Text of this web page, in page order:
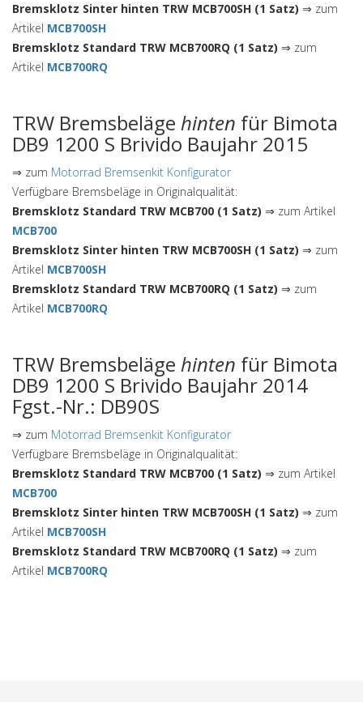
Bremsklotz Sinter hinten TRW MCB700SH (1 Satz) ⇒ zum
Artikel MCB700SH
Bremsklotz Standard TRW MCB700RQ (1 Satz) ⇒ zum
Artikel MCB700RQ
TRW Bremsbeläge hinten für Bimota
DB9 1200 S Brivido Baujahr 2015
⇒ zum Motorrad Bremsenkit Konfigurator
Verfügbare Bremsbeläge in Originalqualität:
Bremsklotz Standard TRW MCB700 (1 Satz) ⇒ zum Artikel
MCB700
Bremsklotz Sinter hinten TRW MCB700SH (1 Satz) ⇒ zum
Artikel MCB700SH
Bremsklotz Standard TRW MCB700RQ (1 Satz) ⇒ zum
Artikel MCB700RQ
TRW Bremsbeläge hinten für Bimota
DB9 1200 S Brivido Baujahr 2014
Fgst.-Nr.: DB90S
⇒ zum Motorrad Bremsenkit Konfigurator
Verfügbare Bremsbeläge in Originalqualität:
Bremsklotz Standard TRW MCB700 (1 Satz) ⇒ zum Artikel
MCB700
Bremsklotz Sinter hinten TRW MCB700SH (1 Satz) ⇒ zum
Artikel MCB700SH
Bremsklotz Standard TRW MCB700RQ (1 Satz) ⇒ zum
Artikel MCB700RQ